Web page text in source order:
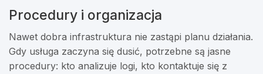
Procedury i organizacja
Nawet dobra infrastruktura nie zastąpi planu działania.
Gdy usługa zaczyna się dusić, potrzebne są jasne
procedury: kto analizuje logi, kto kontaktuje się z